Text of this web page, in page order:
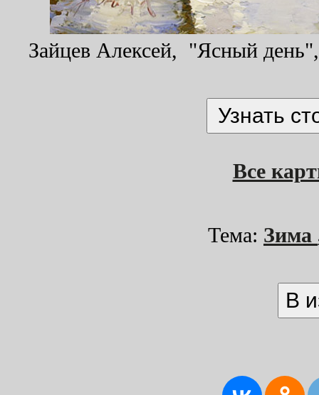
Зайцев Алексей, "Ясный
Все
Тема: Зима